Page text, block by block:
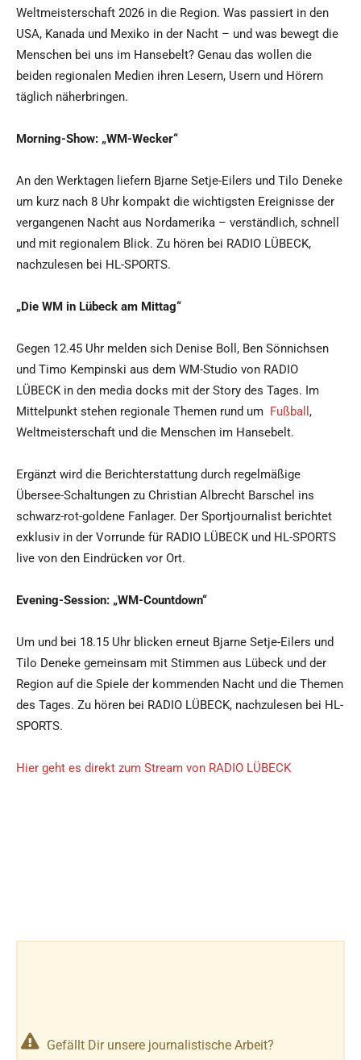
Weltmeisterschaft 2026 in die Region. Was passiert in den
USA, Kanada und Mexiko in der Nacht – und was bewegt die
Menschen bei uns im Hansebelt? Genau das wollen die
beiden regionalen Medien ihren Lesern, Usern und Hörern
täglich näherbringen.
Morning-Show: „WM-Wecker“
An den Werktagen liefern Bjarne Setje-Eilers und Tilo Deneke
um kurz nach 8 Uhr kompakt die wichtigsten Ereignisse der
vergangenen Nacht aus Nordamerika – verständlich, schnell
und mit regionalem Blick. Zu hören bei RADIO LÜBECK,
nachzulesen bei HL-SPORTS.
„Die WM in Lübeck am Mittag“
Gegen 12.45 Uhr melden sich Denise Boll, Ben Sönnichsen
und Timo Kempinski aus dem WM-Studio von RADIO
LÜBECK in den media docks mit der Story des Tages. Im
Mittelpunkt stehen regionale Themen rund um Fußball ,
Weltmeisterschaft und die Menschen im Hansebelt.
Ergänzt wird die Berichterstattung durch regelmäßige
Übersee-Schaltungen zu Christian Albrecht Barschel ins
schwarz-rot-goldene Fanlager. Der Sportjournalist berichtet
exklusiv in der Vorrunde für RADIO LÜBECK und HL-SPORTS
live von den Eindrücken vor Ort.
Evening-Session: „WM-Countdown“
Um und bei 18.15 Uhr blicken erneut Bjarne Setje-Eilers und
Tilo Deneke gemeinsam mit Stimmen aus Lübeck und der
Region auf die Spiele der kommenden Nacht und die Themen
des Tages. Zu hören bei RADIO LÜBECK, nachzulesen bei HL-
SPORTS.
Hier geht es direkt zum Stream von RADIO LÜBECK
Gefällt Dir unsere journalistische Arbeit?